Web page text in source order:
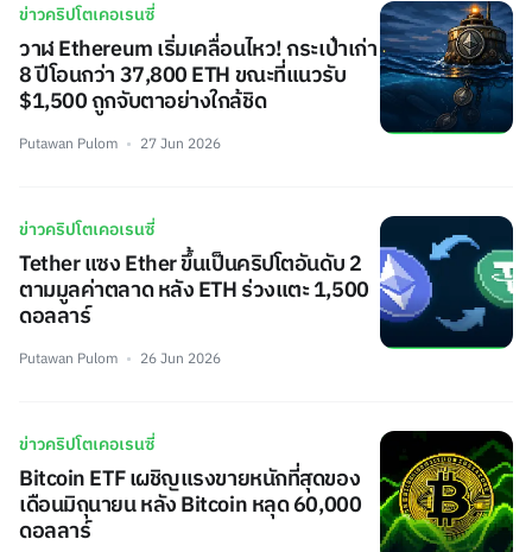
ข่าวคริปโตเคอเรนซี่
วาฬ Ethereum เริ่มเคลื่อนไหว! กระเป๋าเก่า
8 ปีโอนกว่า 37,800 ETH ขณะที่แนวรับ
$1,500 ถูกจับตาอย่างใกล้ชิด
Putawan Pulom 27 Jun 2026
ข่าวคริปโตเคอเรนซี่
Tether แซง Ether ขึ้นเป็นคริปโตอันดับ 2
ตามมูลค่าตลาด หลัง ETH ร่วงแตะ 1,500
ดอลลาร์
Putawan Pulom 26 Jun 2026
ข่าวคริปโตเคอเรนซี่
Bitcoin ETF เผชิญแรงขายหนักที่สุดของ
เดือนมิถุนายน หลัง Bitcoin หลุด 60,000
ดอลลาร์